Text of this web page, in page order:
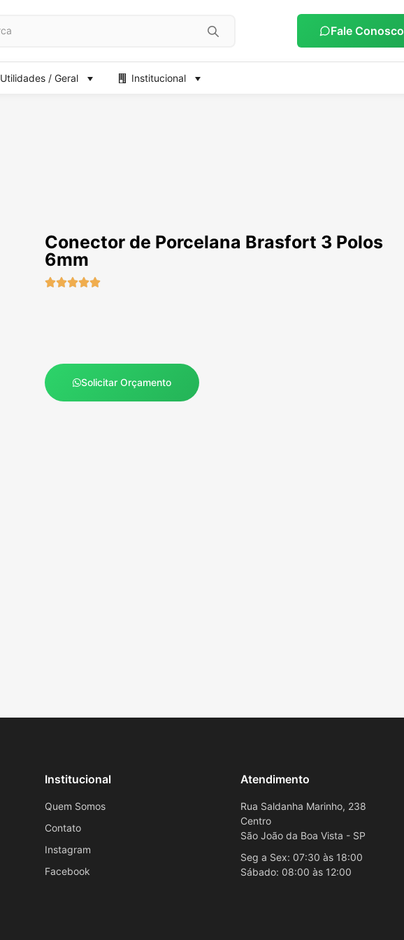
Fale Conosco
Utilidades / Geral Institucional
Conector de Porcelana Brasfort 3 Polos
6mm

Solicitar Orçamento
Institucional
Quem Somos
Contato
Instagram
Facebook
Atendimento
Rua Saldanha Marinho, 238
Centro
São João da Boa Vista - SP
Seg a Sex: 07:30 às 18:00
Sábado: 08:00 às 12:00